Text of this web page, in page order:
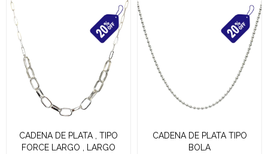
CADENA DE PLATA , TIPO
FORCE LARGO , LARGO
CADENA DE PLATA TIPO
BOLA